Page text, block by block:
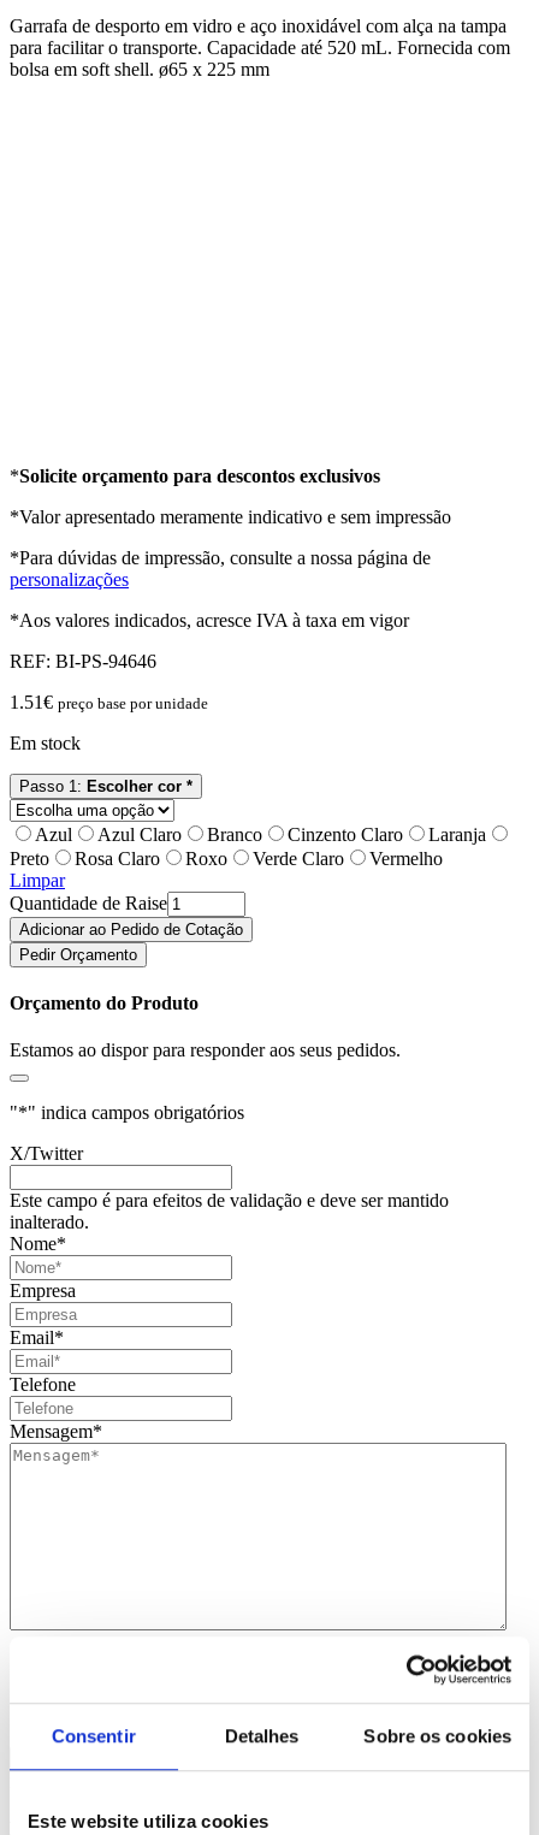
Consentir Detalhes Sobre os cookies
Este website utiliza cookies
Garrafa de desporto em vidro e aço inoxidável com alça na tampa
para facilitar o transporte. Capacidade até 520 mL. Fornecida com
bolsa em soft shell. ø65 x 225 mm
*Solicite orçamento para descontos exclusivos
*Valor apresentado meramente indicativo e sem impressão
*Para dúvidas de impressão, consulte a nossa página de
personalizações
*Aos valores indicados, acresce IVA à taxa em vigor
REF: BI-PS-94646
1.51€ preço base por unidade
Em stock
Passo 1: Escolher cor *
Azul Azul Claro Branco Cinzento Claro
Laranja
Preto
Rosa Claro Roxo Verde Claro
Vermelho
Limpar
Quantidade de Raise
Adicionar ao Pedido de Cotação
Pedir Orçamento
Orçamento do Produto
Estamos ao dispor para responder aos seus pedidos.
"*" indica campos obrigatórios
X/Twitter
Este campo é para efeitos de validação e deve ser mantido
inalterado.
Nome*
Empresa
Email*
Telefone
Mensagem*
que os meus dados sejam guardados em base de
dados para tratamento deste contacto, única e exclusivamente
Produtos Relacionados